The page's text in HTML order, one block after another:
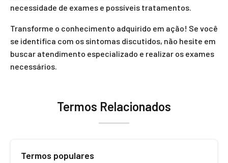
necessidade de exames e possíveis tratamentos.
Transforme o conhecimento adquirido em ação! Se você
se identifica com os sintomas discutidos, não hesite em
buscar atendimento especializado e realizar os exames
necessários.
Termos Relacionados
Termos populares